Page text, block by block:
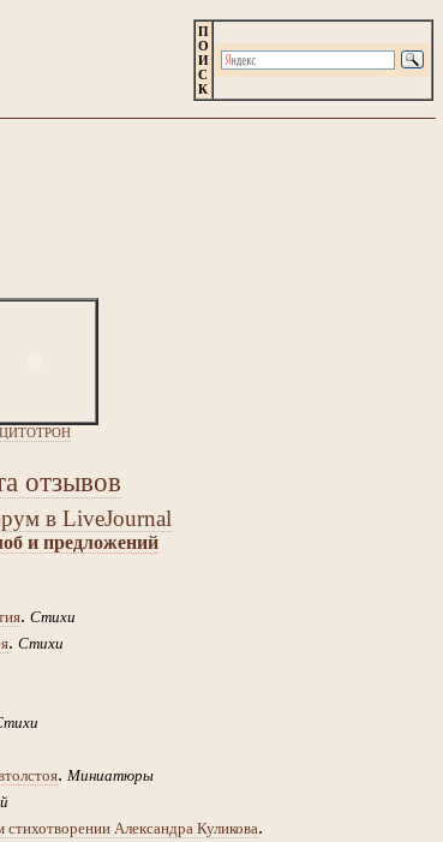
П
О
И
С
К
ЦИТОТРОН
отзывов
в LiveJournal
и предложений
. Стихи
. Стихи
. Миниатюры
Александра Куликова.